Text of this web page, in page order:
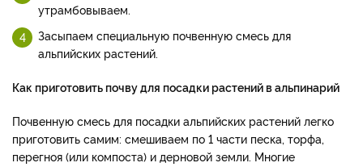
утрамбовываем.
Засыпаем специальную почвенную смесь для
альпийских растений.
Как приготовить почву для посадки растений в альпинарий
Почвенную смесь для посадки альпийских растений легко
приготовить самим: смешиваем по 1 части песка, торфа,
перегноя (или компоста) и дерновой земли. Многие